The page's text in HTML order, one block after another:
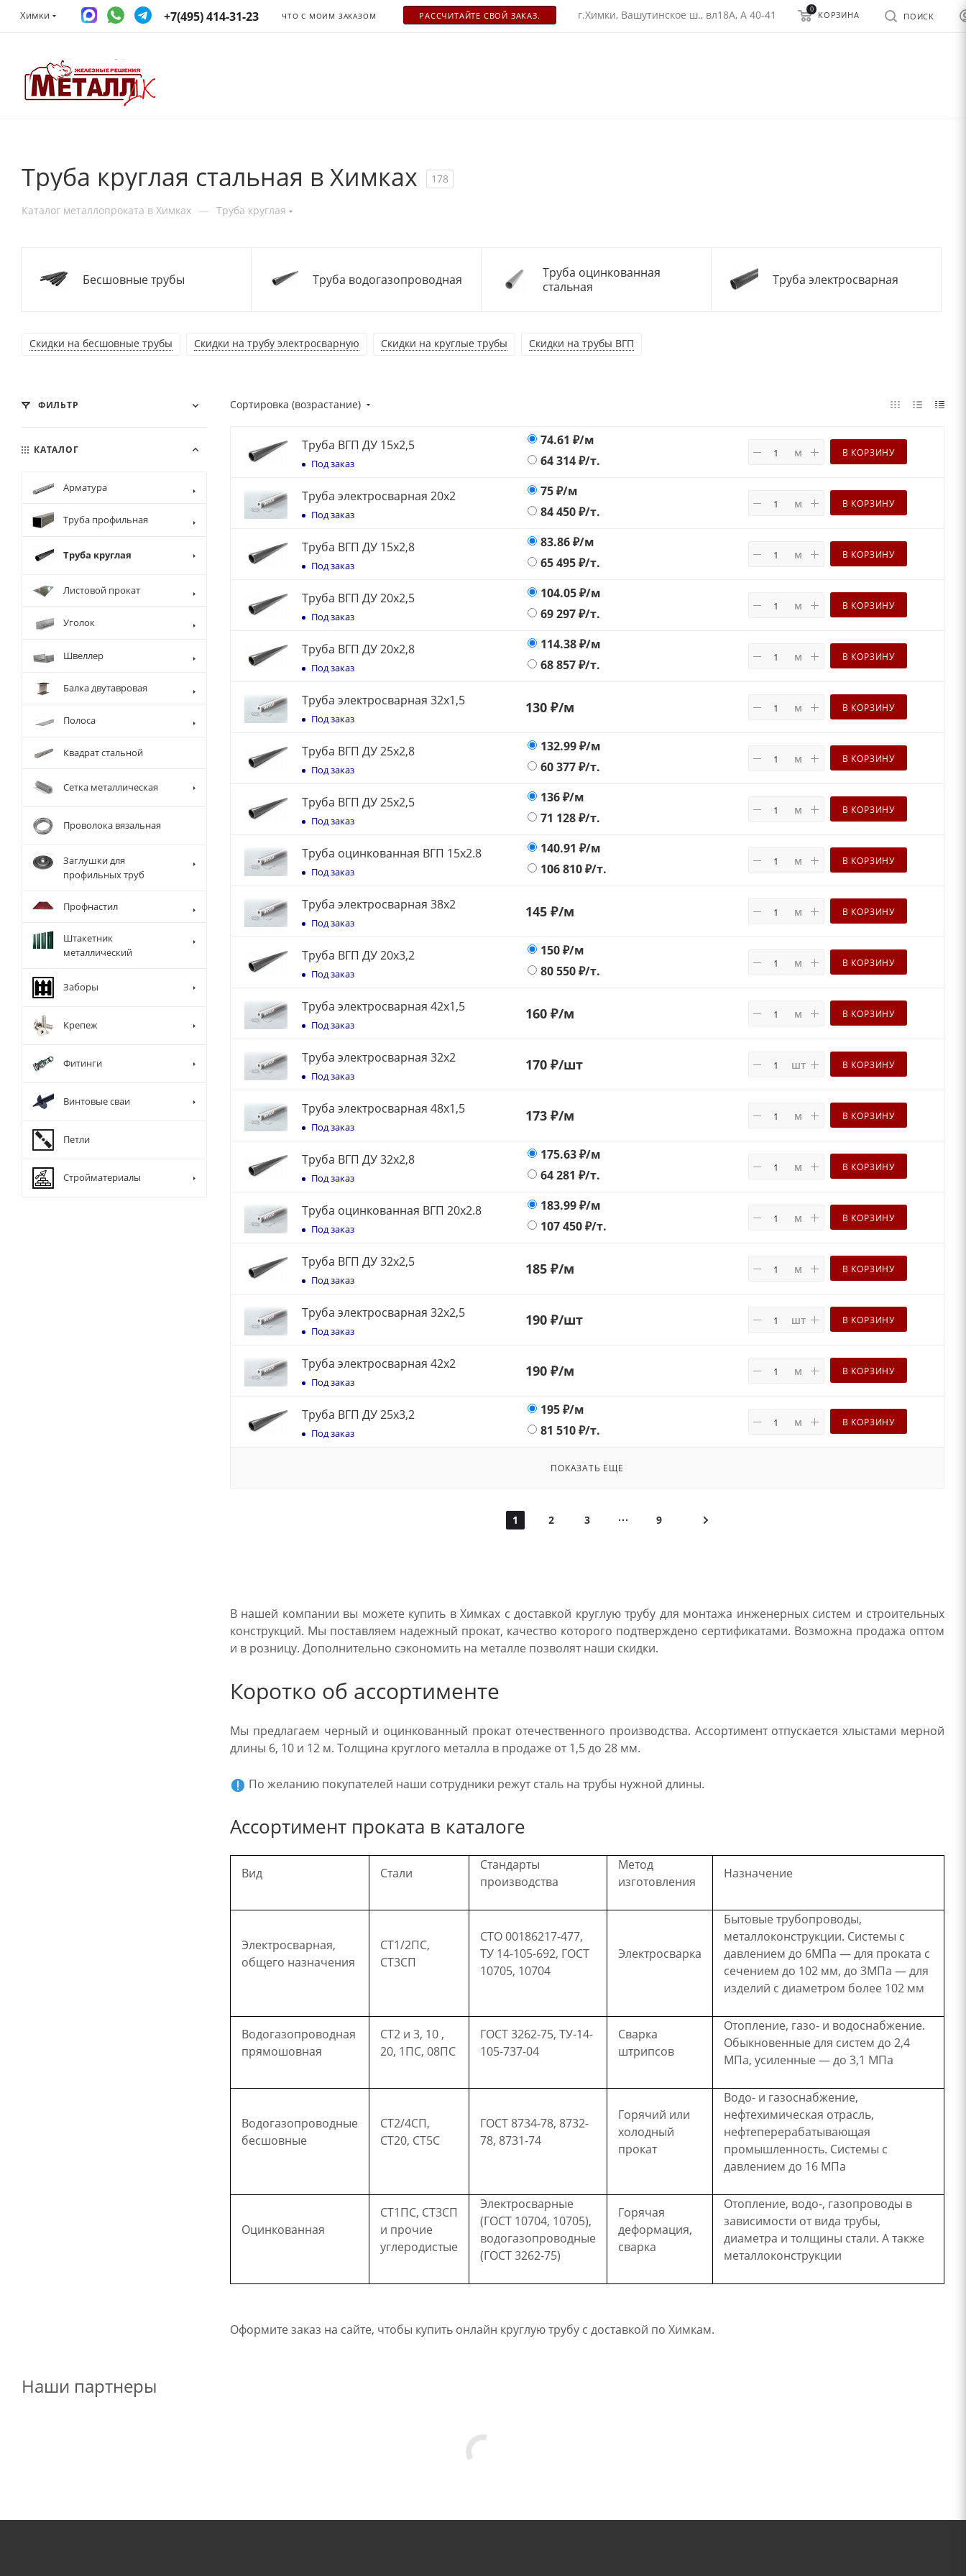
Химки +7(495) 414-31-23 ЧТО С МОИМ ЗАКАЗОМ РАСCЧИТАЙТЕ СВОЙ ЗАКАЗ. г.Химки, Вашутинское ш., вл18А, А 40-41 ПОИСК
0
КОРЗИНА
Труба круглая стальная в Химках 178
Каталог металлопроката в Химках — Труба круглая
Бесшовные трубы Труба водогазопроводная
Труба оцинкованная
стальная
Труба электросварная
Скидки на бесшовные трубы Скидки на трубу электросварную Скидки на круглые трубы Скидки на трубы ВГП
Сортировка (возрастание)
Труба ВГП ДУ 15х2,5
Под заказ
74.61 ₽/м
64 314₽/т.
м В КОРЗИНУ
Труба электросварная 20х2
Под заказ
75₽/м
84 450₽/т.
м В КОРЗИНУ
Труба ВГП ДУ 15х2,8
Под заказ
83.86₽/м
65 495₽/т.
м В КОРЗИНУ
Труба ВГП ДУ 20х2,5
Под заказ
104.05₽/м
69 297₽/т.
м В КОРЗИНУ
Труба ВГП ДУ 20х2,8
Под заказ
114.38₽/м
68 857₽/т.
м В КОРЗИНУ
Труба электросварная 32x1,5
Под заказ
130 ₽/м м В КОРЗИНУ
Труба ВГП ДУ 25х2,8
Под заказ
132.99₽/м
60 377₽/т.
м В КОРЗИНУ
Труба ВГП ДУ 25х2,5
Под заказ
136₽/м
71 128₽/т.
м В КОРЗИНУ
Труба оцинкованная ВГП 15х2.8
Под заказ
140.91 ₽/м
106 810₽/т.
м В КОРЗИНУ
Труба электросварная 38x2
Под заказ
145 ₽/м м В КОРЗИНУ
Труба ВГП ДУ 20х3,2
Под заказ
150₽/м
80 550₽/т.
м В КОРЗИНУ
Труба электросварная 42x1,5
Под заказ
160 ₽/м м В КОРЗИНУ
Труба электросварная 32x2
Под заказ
170 ₽/шт шт В КОРЗИНУ
Труба электросварная 48x1,5
Под заказ
173 ₽/м м В КОРЗИНУ
Труба ВГП ДУ 32х2,8
Под заказ
175.63₽/м
64 281 ₽/т.
м В КОРЗИНУ
Труба оцинкованная ВГП 20х2.8
Под заказ
183.99₽/м
107 450₽/т.
м В КОРЗИНУ
Труба ВГП ДУ 32х2,5
Под заказ
185 ₽/м м В КОРЗИНУ
Труба электросварная 32x2,5
Под заказ
190 ₽/шт шт В КОРЗИНУ
Труба электросварная 42x2
Под заказ
190 ₽/м м В КОРЗИНУ
Труба ВГП ДУ 25х3,2
Под заказ
195₽/м
81 510₽/т.
м В КОРЗИНУ
ПОКАЗАТЬ ЕЩЕ
1 2 3 9
В нашей компании вы можете купить в Химках с доставкой круглую трубу для монтажа инженерных систем и строительных
конструкций. Мы поставляем надежный прокат, качество которого подтверждено сертификатами. Возможна продажа оптом
и в розницу. Дополнительно сэкономить на металле позволят наши скидки.
Коротко об ассортименте
Мы предлагаем черный и оцинкованный прокат отечественного производства. Ассортимент отпускается хлыстами мерной
длины 6, 10 и 12 м. Толщина круглого металла в продаже от 1,5 до 28 мм.
По желанию покупателей наши сотрудники режут сталь на трубы нужной длины.
Ассортимент проката в каталоге
Вид Стали
Стандарты
производства
Метод
изготовления
Назначение
Электросварная,
общего назначения
СТ1/2ПС,
СТ3СП
СТО 00186217-477,
ТУ 14-105-692, ГОСТ
10705, 10704
Электросварка
Бытовые трубопроводы,
металлоконструкции. Системы с
давлением до 6МПа — для проката с
сечением до 102 мм, до 3МПа — для
изделий с диаметром более 102 мм
Водогазопроводная
прямошовная
СТ2 и 3, 10 ,
20, 1ПС, 08ПС
ГОСТ 3262-75, ТУ-14-
105-737-04
Сварка
штрипсов
Отопление, газо- и водоснабжение.
Обыкновенные для систем до 2,4
МПа, усиленные — до 3,1 МПа
Водогазопроводные
бесшовные
СТ2/4СП,
СТ20, СТ5С
ГОСТ 8734-78, 8732-
78, 8731-74
Горячий или
холодный
прокат
Водо- и газоснабжение,
нефтехимическая отрасль,
нефтеперерабатывающая
промышленность. Системы с
давлением до 16 МПа
Оцинкованная
СТ1ПС, СТ3СП
и прочие
углеродистые
Электросварные
(ГОСТ 10704, 10705),
водогазопроводные
(ГОСТ 3262-75)
Горячая
деформация,
сварка
Отопление, водо-, газопроводы в
зависимости от вида трубы,
диаметра и толщины стали. А также
металлоконструкции
Оформите заказ на сайте, чтобы купить онлайн круглую трубу с доставкой по Химкам.
ФИЛЬТР
КАТАЛОГ
Арматура
Труба профильная
Труба круглая
Листовой прокат
Уголок
Швеллер
Балка двутавровая
Полоса
Квадрат стальной
Сетка металлическая
Проволока вязальная
Заглушки для
профильных труб
Профнастил
Штакетник
металлический
Заборы
Крепеж
Фитинги
Винтовые сваи
Петли
Стройматериалы
Наши партнеры